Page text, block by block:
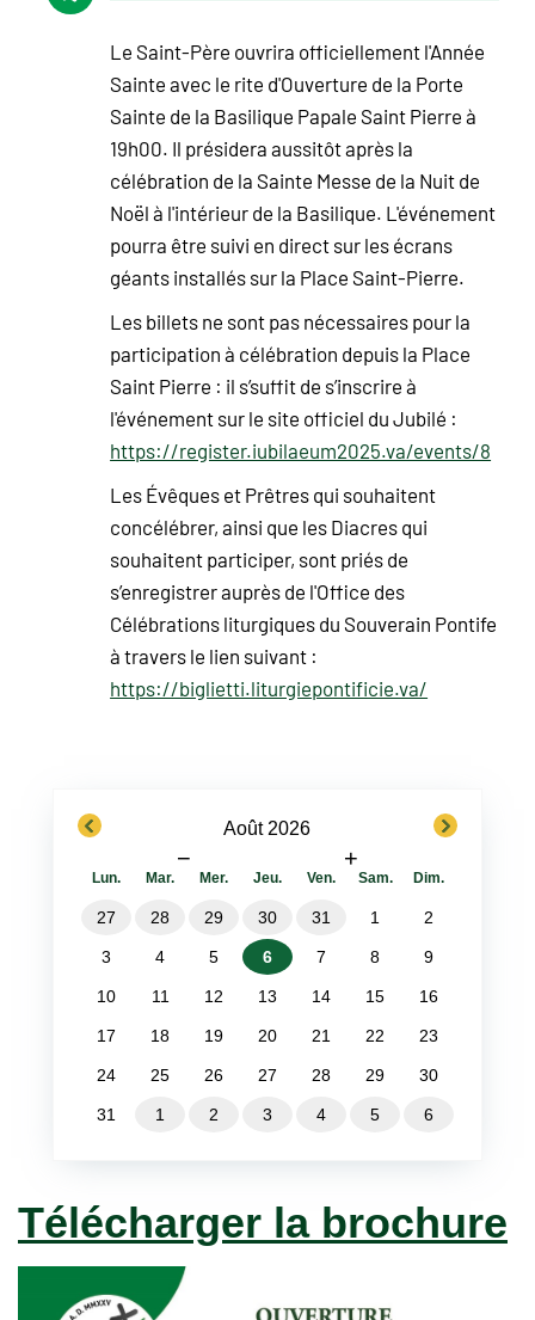
Le Saint-Père ouvrira officiellement l'Année
Sainte avec le rite d'Ouverture de la Porte
Sainte de la Basilique Papale Saint Pierre à
19h00. Il présidera aussitôt après la
célébration de la Sainte Messe de la Nuit de
Noël à l'intérieur de la Basilique. L'événement
pourra être suivi en direct sur les écrans
géants installés sur la Place Saint-Pierre.
Les billets ne sont pas nécessaires pour la
participation à célébration depuis la Place
Saint Pierre : il s’suffit de s’inscrire à
l'événement sur le site officiel du Jubilé :
https://register.iubilaeum2025.va/events/8
Les Évêques et Prêtres qui souhaitent
concélébrer, ainsi que les Diacres qui
souhaitent participer, sont priés de
s’enregistrer auprès de l'Office des
Célébrations liturgiques du Souverain Pontife
à travers le lien suivant :
https://biglietti.liturgiepontificie.va/
previous Août 2026
− +
next
Lun. Mar. Mer. Jeu. Ven. Sam. Dim.
27 28 29 30 31 1 2
3 4 5 6 7 8 9
10 11 12 13 14 15 16
17 18 19 20 21 22 23
24 25 26 27 28 29 30
31 1 2 3 4 5 6
Télécharger la brochure